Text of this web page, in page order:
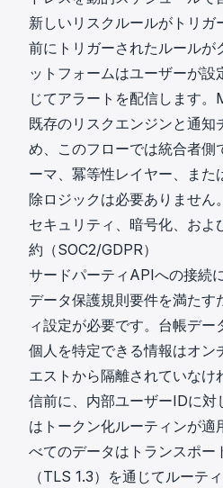
新しいリスクルールがトリガ
前にトリガーされたルールが
ットフォームはユーザーが設
じてアラートを配信します
既存のリスクエンジンと通知
め、このフローでは統合者
ーマ、冪等性レイヤー、ま
除ロジックは必要ありません。
セキュリティ、暗号化、およ
約（SOC2/GDPR）
サードパーティAPIへの接続に
データ保護規則要件を満たす
ィ設定が必要です。台帳デー
個人を特定できる情報はオン
エストから隔離されていなけ
信前に、内部ユーザーIDに対
はトークン化ルーティンが適
べてのデータはトランスポー
（TLS 1.3）を通じてルーテ